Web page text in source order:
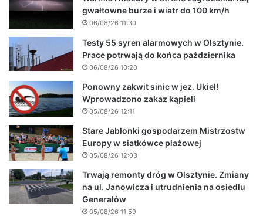
gwałtowne burze i wiatr do 100 km/h
06/08/26 11:30
Testy 55 syren alarmowych w Olsztynie.
Prace potrwają do końca października
06/08/26 10:20
Ponowny zakwit sinic w jez. Ukiel!
Wprowadzono zakaz kąpieli
05/08/26 12:11
Stare Jabłonki gospodarzem Mistrzostw
Europy w siatkówce plażowej
05/08/26 12:03
Trwają remonty dróg w Olsztynie. Zmiany
na ul. Janowicza i utrudnienia na osiedlu
Generałów
05/08/26 11:59